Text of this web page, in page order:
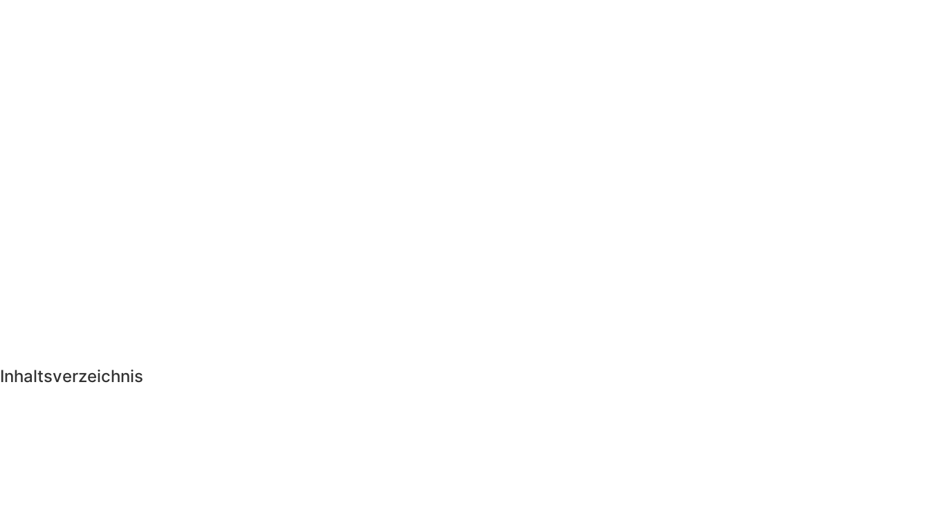
Inhaltsverzeichnis